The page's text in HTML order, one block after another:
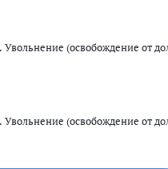
Увольнение (освобождение от
Увольнение (освобождение от